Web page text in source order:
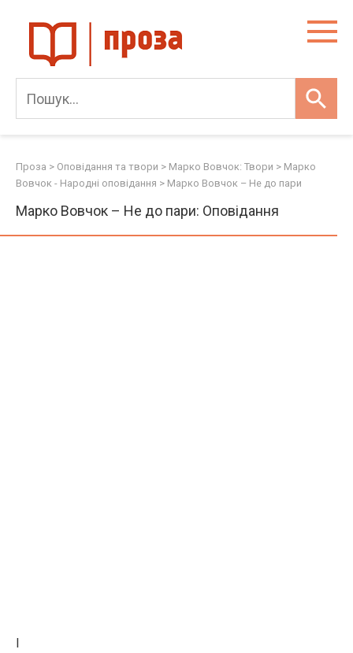
content
Проза > Оповідання та твори > Марко Вовчок: Твори > Марко
Вовчок - Народні оповідання > Марко Вовчок – Не до пари
Марко Вовчок – Не до пари: Оповідання
I